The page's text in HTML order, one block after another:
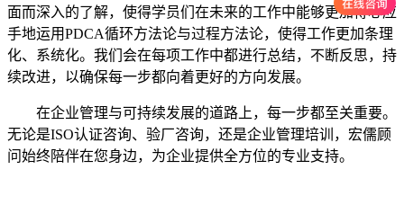
面而深入的了解，使得学员们在未来的工作中能够更加得心应
手地运用PDCA循环方法论与过程方法论，使得工作更加条理
化、系统化。我们会在每项工作中都进行总结，不断反思，持
续改进，以确保每一步都向着更好的方向发展。
在企业管理与可持续发展的道路上，每一步都至关重要。
无论是ISO认证咨询、验厂咨询，还是企业管理培训，宏儒顾
问始终陪伴在您身边，为企业提供全方位的专业支持。